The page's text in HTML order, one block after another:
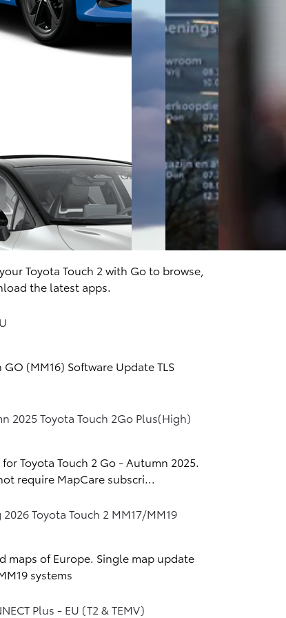
ενημέρωση εδώ www.toyota-
το Toyota Touch 2 Go
Toyota Touch 2 with Go to browse,
the latest apps.
(MM16) Software Update TLS
2025 Toyota Touch 2Go Plus(High)
Toyota Touch 2 Go - Autumn 2025.
require MapCare subscri...
Toyota Touch 2 MM17/MM19
maps of Europe. Single map update
systems
Plus - EU (T2 & TEMV)